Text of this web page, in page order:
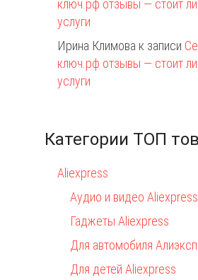
ключ.рф отзывы — стоит ли
услуги
Ирина Климова к записи
ключ.рф отзывы — стоит ли
услуги
Категории ТОП
Aliexpress
Аудио и видео Aliexpress
Гаджеты Aliexpress
Для автомобиля
Для детей Aliexpress